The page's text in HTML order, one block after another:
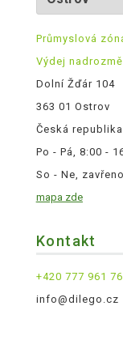
Průmyslová
Výdej
Dolní Žďár 104
363 01 Ostrov
Česká republika
Po - Pá, 8:00 -
So - Ne, zavřeno
mapa zde
Kontakt
+420 777 961
info@dilego.cz